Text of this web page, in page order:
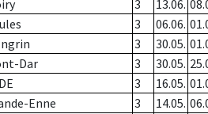
3 13.06.
3 06.06.
3 30.05.
Dar 3 30.05.
3 16.05.
Enne 3 14.05.